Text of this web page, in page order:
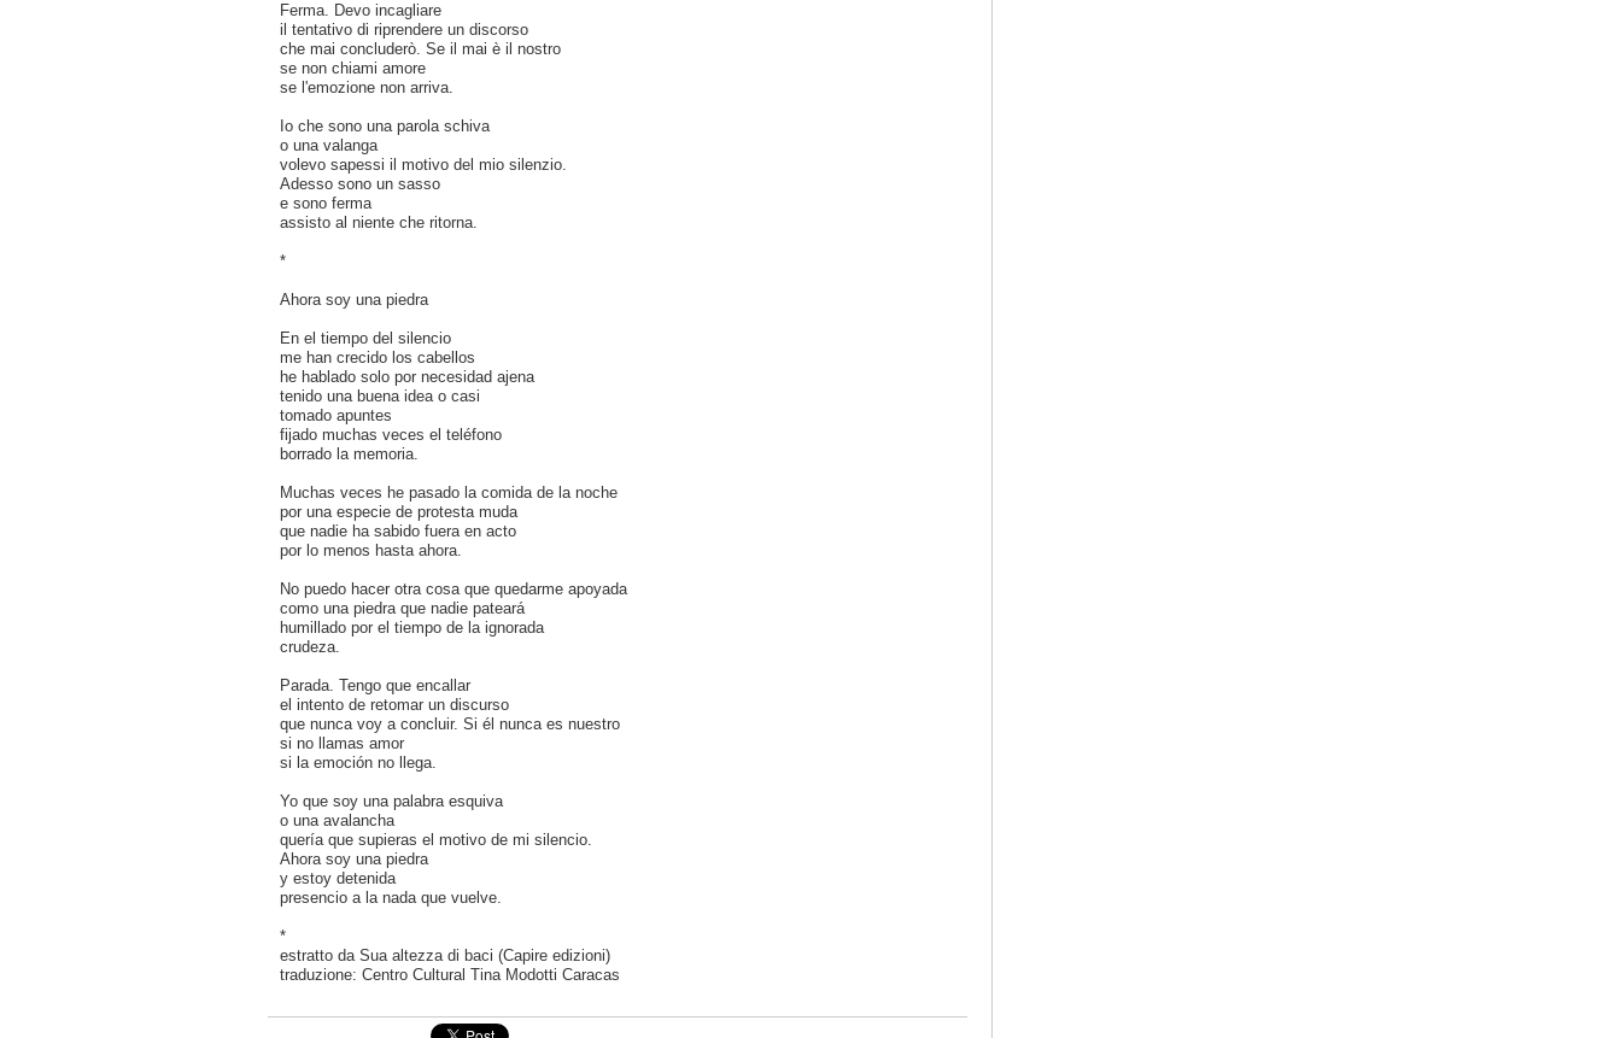
Ferma. Devo incagliare
il tentativo di riprendere un discorso
che mai concluderò. Se il mai è il nostro
se non chiami amore
se l'emozione non arriva.
Io che sono una parola schiva
o una valanga
volevo sapessi il motivo del mio silenzio.
Adesso sono un sasso
e sono ferma
assisto al niente che ritorna.
*
Ahora soy una piedra
En el tiempo del silencio
me han crecido los cabellos
he hablado solo por necesidad ajena
tenido una buena idea o casi
tomado apuntes
fijado muchas veces el teléfono
borrado la memoria.
Muchas veces he pasado la comida de la noche
por una especie de protesta muda
que nadie ha sabido fuera en acto
por lo menos hasta ahora.
No puedo hacer otra cosa que quedarme apoyada
como una piedra que nadie pateará
humillado por el tiempo de la ignorada
crudeza.
Parada. Tengo que encallar
el intento de retomar un discurso
que nunca voy a concluir. Si él nunca es nuestro
si no llamas amor
si la emoción no llega.
Yo que soy una palabra esquiva
o una avalancha
quería que supieras el motivo de mi silencio.
Ahora soy una piedra
y estoy detenida
presencio a la nada que vuelve.
*
estratto da Sua altezza di baci (Capire edizioni)
traduzione: Centro Cultural Tina Modotti Caracas